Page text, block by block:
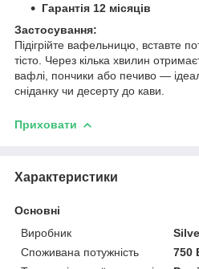
Гарантія 12 місяців
Застосування:
Підігрійте вафельницю, вставте
тісто. Через кілька хвилин
вафлі, пончики або печиво —
сніданку чи десерту до кави.
Приховати
Характеристики
Основні
Виробник
Споживана потужність
750